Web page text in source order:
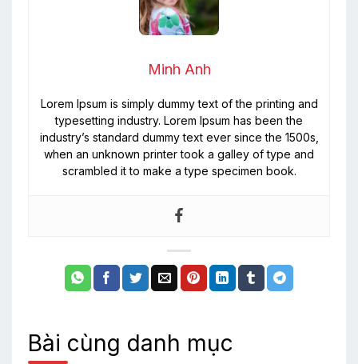
Minh Anh
Lorem Ipsum is simply dummy text of the printing and
typesetting industry. Lorem Ipsum has been the
industry’s standard dummy text ever since the 1500s,
when an unknown printer took a galley of type and
scrambled it to make a type specimen book.
Bài cùng danh mục